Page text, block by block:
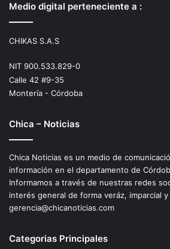
Medio digital perteneciente a :
CHIKAS S.A.S
NIT 900.533.829-0
Calle 42 #9-35
Montería - Córdoba
Chica – Noticias
Chica Noticias es un medio de
información en el departamento de
Informamos a través de nuestras redes
interés general de forma veráz, imparcial y
gerencia@chicanoticias.com
Categorias Principales